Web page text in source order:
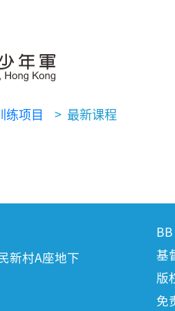
练项目 > 最新课程
新村A座地下
基
版
免